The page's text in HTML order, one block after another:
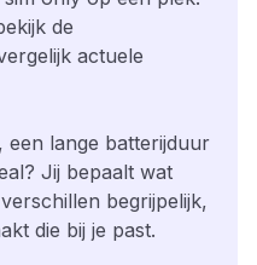
de
actuele
een lange batterijduur
Jij bepaalt wat
begrijpelijk,
die bij je past.